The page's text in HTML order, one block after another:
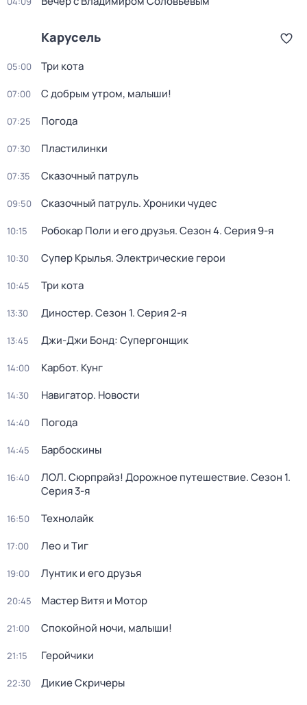
Карусель
05:00 Три кота
07:00 С добрым утром, малыши!
07:25 Погода
07:30 Пластилинки
07:35 Сказочный патруль
09:50 Сказочный патруль. Хроники чудес
10:15 Робокар Поли и его друзья. Сезон 4. Серия 9-я
10:30 Супер Крылья. Электрические герои
10:45 Три кота
13:30 Диностер. Сезон 1. Серия 2-я
13:45 Джи-Джи Бонд: Супергонщик
14:00 Карбот. Кунг
14:30 Навигатор. Новости
14:40 Погода
14:45 Барбоскины
16:40 ЛОЛ. Сюрпрайз! Дорожное путешествие. Сезон 1.
Серия 3-я
16:50 Технолайк
17:00 Лео и Тиг
19:00 Лунтик и его друзья
20:45 Мастер Витя и Мотор
21:00 Спокойной ночи, малыши!
21:15 Геройчики
22:30 Дикие Скричеры